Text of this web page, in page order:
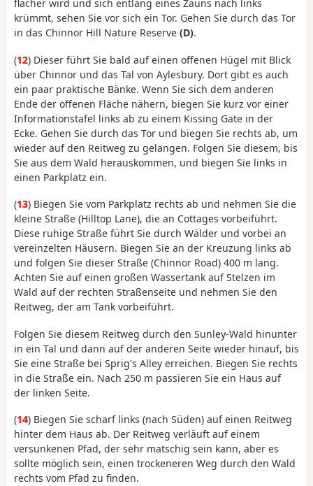
flacher wird und sich entlang eines Zauns nach links
krümmt, sehen Sie vor sich ein Tor. Gehen Sie durch das Tor
in das Chinnor Hill Nature Reserve (D).
(12) Dieser führt Sie bald auf einen offenen Hügel mit Blick
über Chinnor und das Tal von Aylesbury. Dort gibt es auch
ein paar praktische Bänke. Wenn Sie sich dem anderen
Ende der offenen Fläche nähern, biegen Sie kurz vor einer
Informationstafel links ab zu einem Kissing Gate in der
Ecke. Gehen Sie durch das Tor und biegen Sie rechts ab, um
wieder auf den Reitweg zu gelangen. Folgen Sie diesem, bis
Sie aus dem Wald herauskommen, und biegen Sie links in
einen Parkplatz ein.
(13) Biegen Sie vom Parkplatz rechts ab und nehmen Sie die
kleine Straße (Hilltop Lane), die an Cottages vorbeiführt.
Diese ruhige Straße führt Sie durch Wälder und vorbei an
vereinzelten Häusern. Biegen Sie an der Kreuzung links ab
und folgen Sie dieser Straße (Chinnor Road) 400 m lang.
Achten Sie auf einen großen Wassertank auf Stelzen im
Wald auf der rechten Straßenseite und nehmen Sie den
Reitweg, der am Tank vorbeiführt.
Folgen Sie diesem Reitweg durch den Sunley-Wald hinunter
in ein Tal und dann auf der anderen Seite wieder hinauf, bis
Sie eine Straße bei Sprig's Alley erreichen. Biegen Sie rechts
in die Straße ein. Nach 250 m passieren Sie ein Haus auf
der linken Seite.
(14) Biegen Sie scharf links (nach Süden) auf einen Reitweg
hinter dem Haus ab. Der Reitweg verläuft auf einem
versunkenen Pfad, der sehr matschig sein kann, aber es
sollte möglich sein, einen trockeneren Weg durch den Wald
rechts vom Pfad zu finden.